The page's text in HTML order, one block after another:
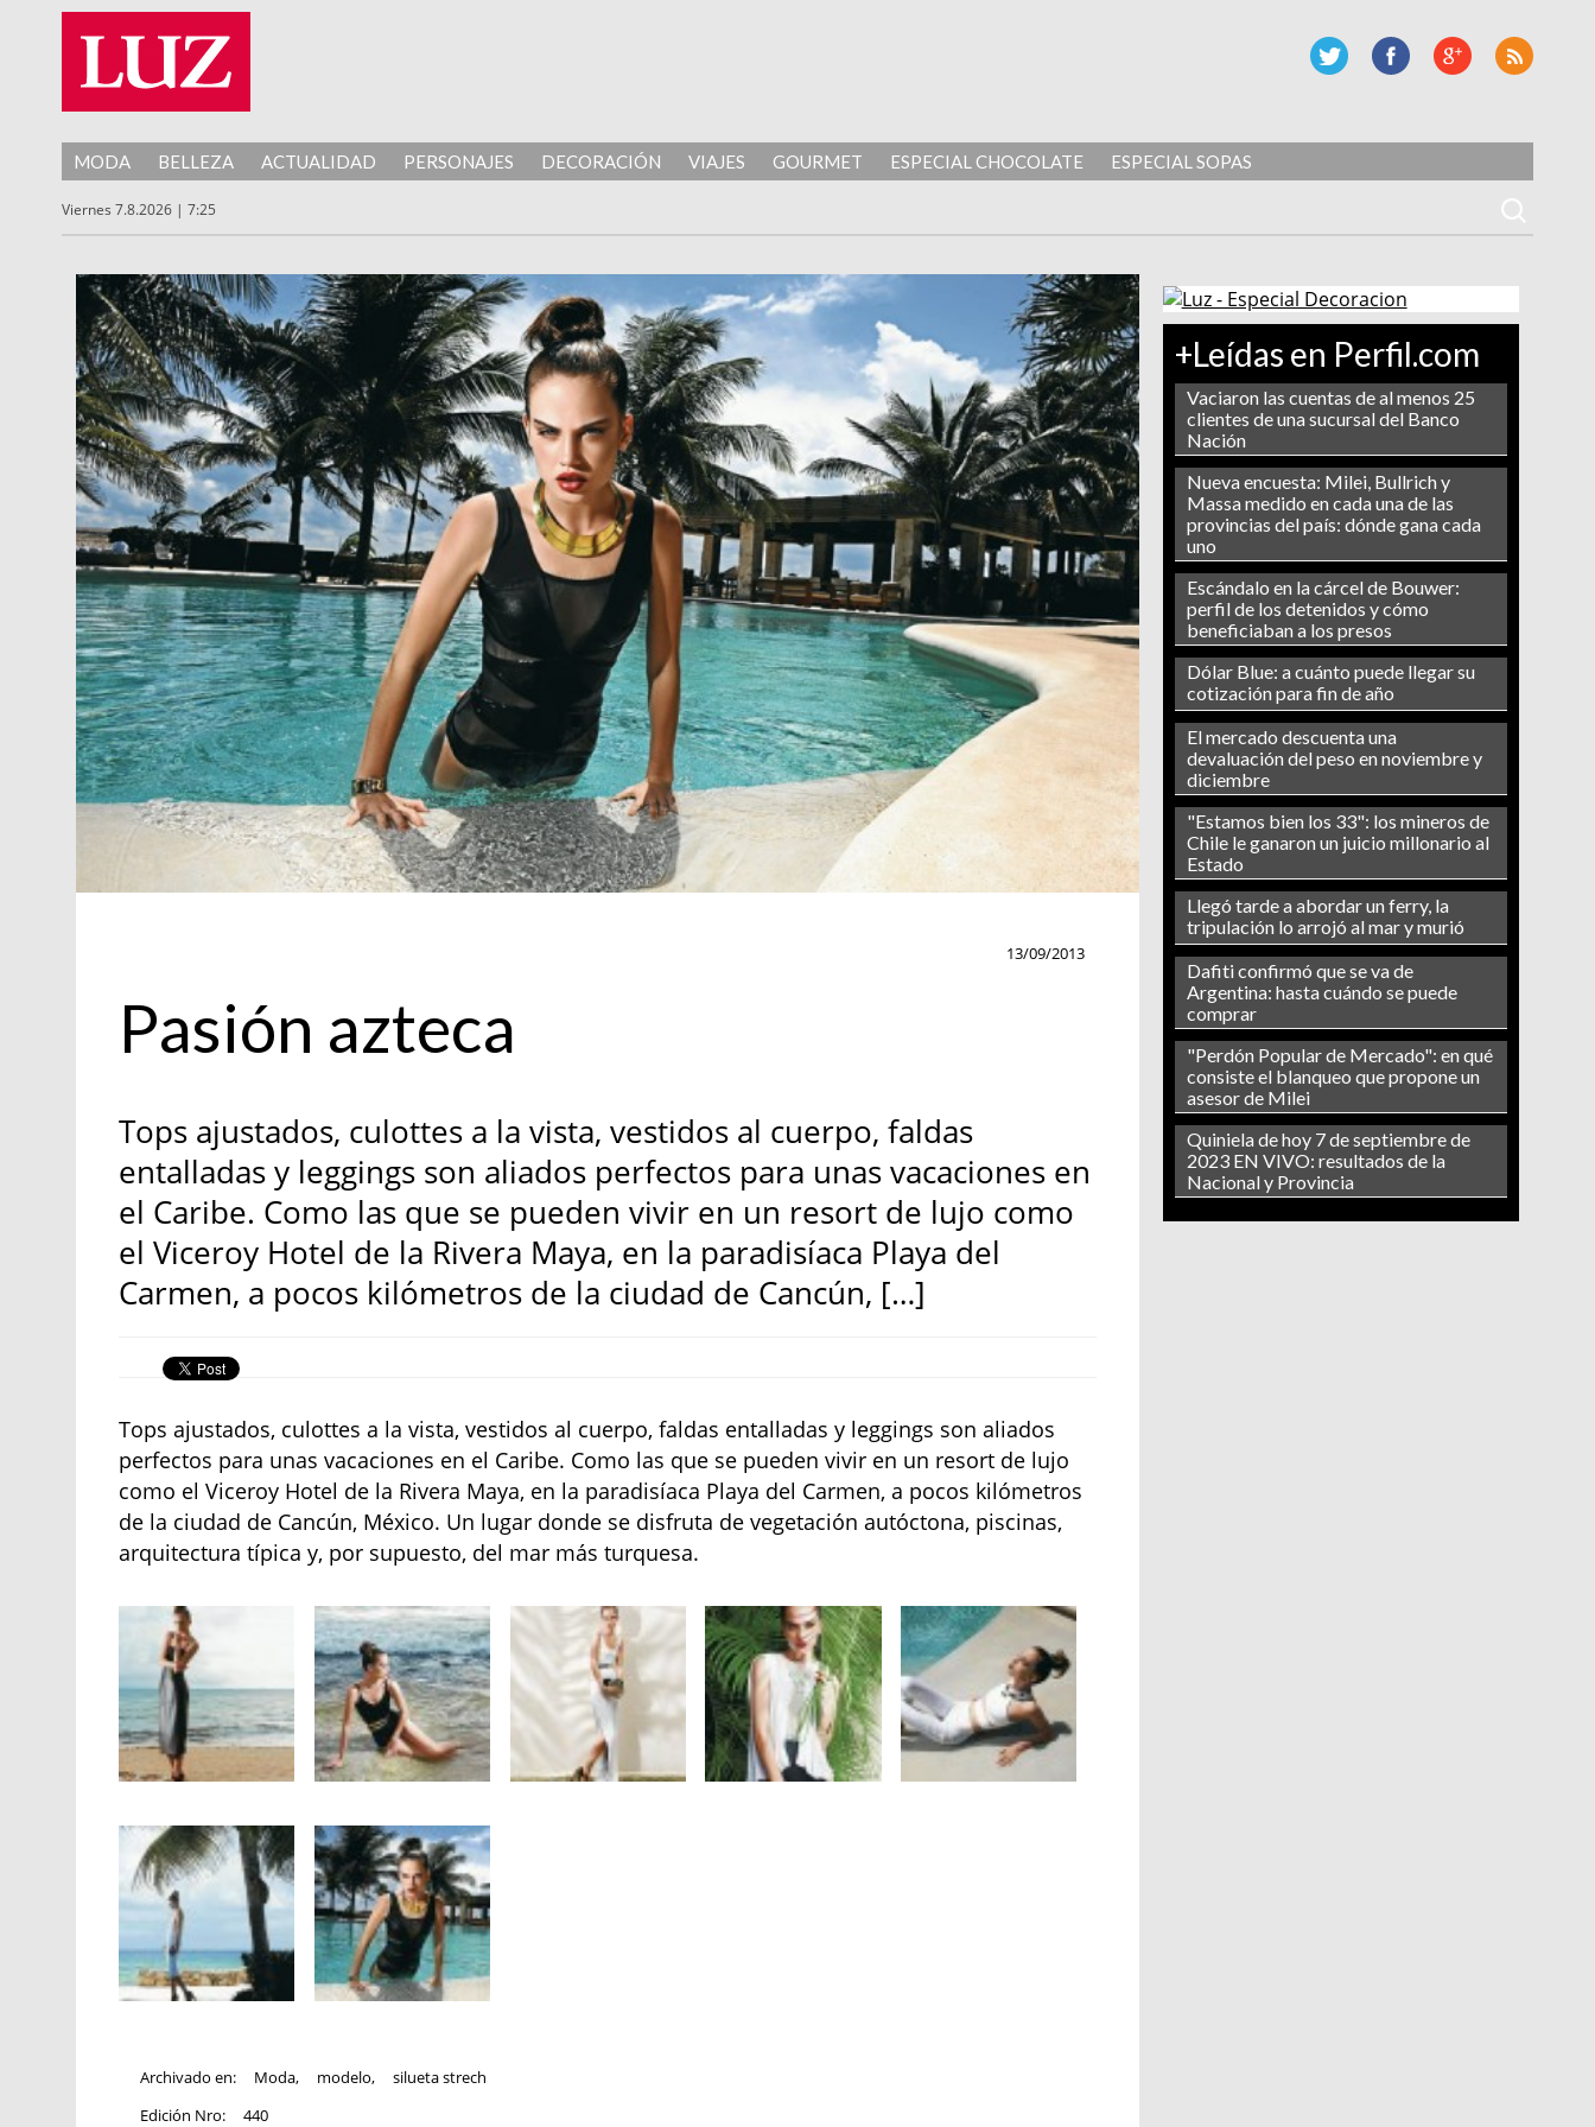
MODA BELLEZA ACTUALIDAD PERSONAJES DECORACIÓN VIAJES GOURMET ESPECIAL CHOCOLATE ESPECIAL SOPAS
Viernes 7.8.2026 | 7:25
+Leídas en Perfil.com
Vaciaron las cuentas de al menos 25
clientes de una sucursal del Banco
Nación
Nueva encuesta: Milei, Bullrich y
Massa medido en cada una de las
provincias del país: dónde gana cada
uno
Escándalo en la cárcel de Bouwer:
perfil de los detenidos y cómo
beneficiaban a los presos
Dólar Blue: a cuánto puede llegar su
cotización para fin de año
El mercado descuenta una
devaluación del peso en noviembre y
diciembre
"Estamos bien los 33": los mineros de
Chile le ganaron un juicio millonario al
Estado
Llegó tarde a abordar un ferry, la
tripulación lo arrojó al mar y murió
Dafiti confirmó que se va de
Argentina: hasta cuándo se puede
comprar
"Perdón Popular de Mercado": en qué
consiste el blanqueo que propone un
asesor de Milei
Quiniela de hoy 7 de septiembre de
2023 EN VIVO: resultados de la
Nacional y Provincia
13/09/2013
Pasión azteca
Tops ajustados, culottes a la vista, vestidos al cuerpo, faldas
entalladas y leggings son aliados perfectos para unas vacaciones en
el Caribe. Como las que se pueden vivir en un resort de lujo como
el Viceroy Hotel de la Rivera Maya, en la paradisíaca Playa del
Carmen, a pocos kilómetros de la ciudad de Cancún, […]
Tops ajustados, culottes a la vista, vestidos al cuerpo, faldas entalladas y leggings son aliados
perfectos para unas vacaciones en el Caribe. Como las que se pueden vivir en un resort de lujo
como el Viceroy Hotel de la Rivera Maya, en la paradisíaca Playa del Carmen, a pocos kilómetros
de la ciudad de Cancún, México. Un lugar donde se disfruta de vegetación autóctona, piscinas,
arquitectura típica y, por supuesto, del mar más turquesa.
Archivado en: Moda, modelo,
silueta strech
Edición Nro:
440